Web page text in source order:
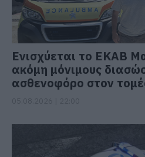
Ενισχύεται το ΕΚΑΒ
ακόμη μόνιμους
ασθενοφόρο στον